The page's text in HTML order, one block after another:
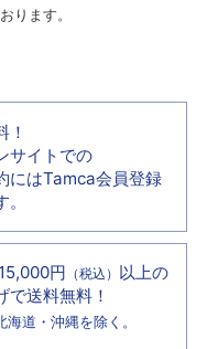
ります。
！
サイトでの
にはTamca会員登録
円 （税込） 以上の
で送料無料！
道・沖縄を除く。